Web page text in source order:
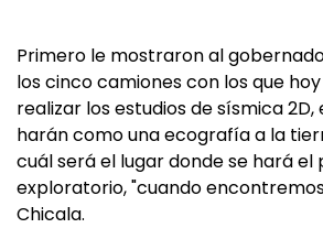
Primero le mostraron al
los cinco camiones con los que
realizar los estudios de sísmica 2D,
harán como una ecografía a la
cuál será el lugar donde se hará el
exploratorio, "cuando
Chicala.